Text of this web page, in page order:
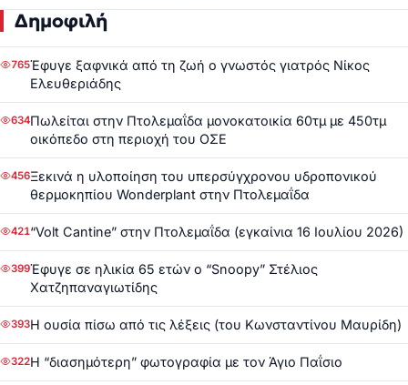
Δημοφιλή
765Έφυγε ξαφνικά από τη ζωή ο γνωστός γιατρός Νίκος
Ελευθεριάδης
634Πωλείται στην Πτολεμαΐδα μονοκατοικία 60τμ με 450τμ
οικόπεδο στη περιοχή του ΟΣΕ
456Ξεκινά η υλοποίηση του υπερσύγχρονου υδροπονικού
θερμοκηπίου Wonderplant στην Πτολεμαΐδα
421“Volt Cantine” στην Πτολεμαΐδα (εγκαίνια 16 Ιουλίου 2026)
399Έφυγε σε ηλικία 65 ετών ο “Snoopy” Στέλιος
Χατζηπαναγιωτίδης
393Η ουσία πίσω από τις λέξεις (του Κωνσταντίνου Μαυρίδη)
322Η “διασημότερη” φωτογραφία με τον Άγιο Παΐσιο